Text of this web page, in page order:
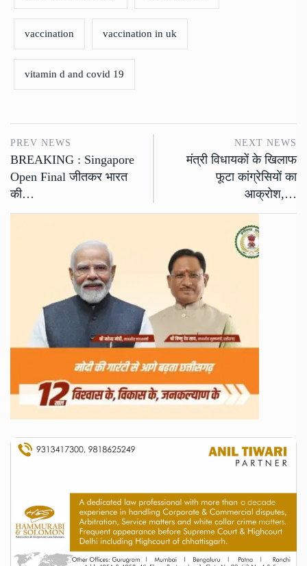
vaccination vaccination in uk
vitamin d and covid 19
PREV NEWS
BREAKING : Singapore
Open Final जीतकर भारत
की…
NEXT NEWS
मंत्री विधायकों के खिलाफ
फूटा कांग्रेसियों का
आक्रोश,…